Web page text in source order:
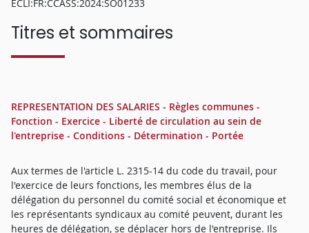
ECLI:FR:CCASS:2024:SO01233
Titres et sommaires
REPRESENTATION DES SALARIES - Règles communes -
Fonction - Exercice - Liberté de circulation au sein de
l'entreprise - Conditions - Détermination - Portée
Aux termes de l'article L. 2315-14 du code du travail, pour
l'exercice de leurs fonctions, les membres élus de la
délégation du personnel du comité social et économique et
les représentants syndicaux au comité peuvent, durant les
heures de délégation, se déplacer hors de l'entreprise. Ils